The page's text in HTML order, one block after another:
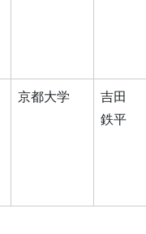
京都大学
吉田
鉄平